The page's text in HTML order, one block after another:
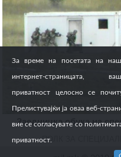
Заедничка обука на
ПОЛК ЗА
За време на посетата на
интернет-страницата,
приватност целосно се
Прелистувајќи ја оваа веб-
вие се согласувате со
приватност.